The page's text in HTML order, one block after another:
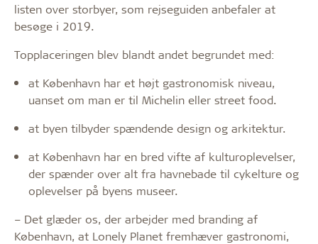
listen over storbyer, som rejseguiden anbefaler at
besøge i 2019.
Topplaceringen blev blandt andet begrundet med:
at København har et højt gastronomisk niveau,
uanset om man er til Michelin eller street food.
at byen tilbyder spændende design og arkitektur.
at København har en bred vifte af kulturoplevelser,
der spænder over alt fra havnebade til cykelture og
oplevelser på byens museer.
– Det glæder os, der arbejder med branding af
København, at Lonely Planet fremhæver gastronomi,